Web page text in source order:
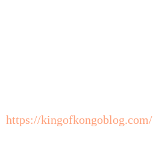
https://kingofkongoblog.com/